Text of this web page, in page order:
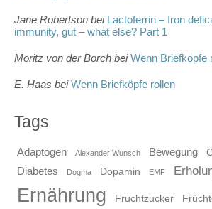
Jane Robertson bei Lactoferrin – Iron
immunity, gut – what else? Part 1
Moritz von der Borch beiWenn Briefköpfe
E. Haas beiWenn Briefköpfe rollen
Tags
Adaptogen Alexander Wunsch Bewegung
Diabetes Dogma Dopamin EMF
Ernährung Fruchtzucker